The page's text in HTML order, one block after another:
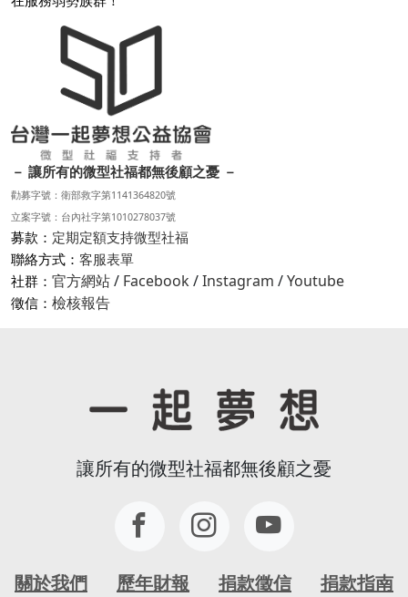
－ 讓所有的微型社福都無後顧之憂 －
勸募字號：衛部救字第1141364820號
立案字號：台內社字第1010278037號
募款： 定期定額支持微型社福
聯絡方式： 客服表單
社群： 官方網站/ Facebook/Instagram /Youtube
徵信： 檢核報告
讓所有的微型社福都無後顧之憂
關於我們 歷年財報 捐款徵信 捐款指南